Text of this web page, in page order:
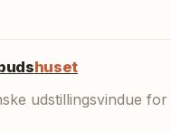
huset
udstillingsvindue